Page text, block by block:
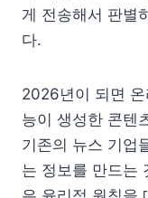
게 전송해서 판별
다.
2026년이 되면
능이 생성한 콘텐
기존의 뉴스 기업
는 정보를 만드는